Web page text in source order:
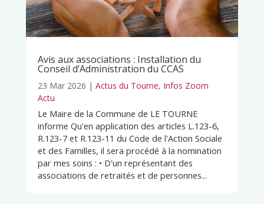
Avis aux associations : Installation du
Conseil d’Administration du CCAS
23 Mar 2026 | Actus du Tourne, Infos Zoom
Actu
Le Maire de la Commune de LE TOURNE
informe Qu'en application des articles L.123-6,
R.123-7 et R.123-11 du Code de l'Action Sociale
et des Familles, il sera procédé à la nomination
par mes soins : • D'un représentant des
associations de retraités et de personnes...